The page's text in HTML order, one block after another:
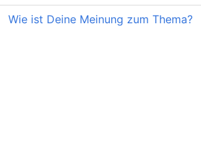
Wie ist Deine Meinung zum Thema?